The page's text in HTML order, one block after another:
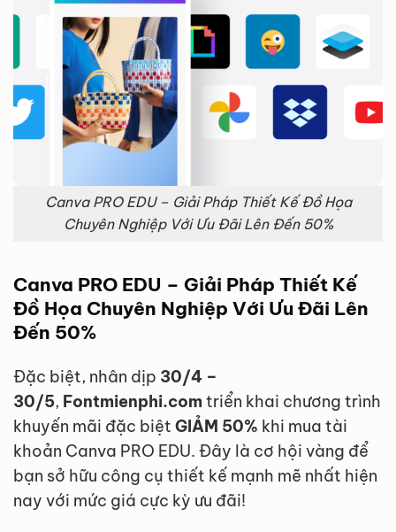
Canva PRO EDU – Giải Pháp Thiết Kế Đồ Họa
Chuyên Nghiệp Với Ưu Đãi Lên Đến 50%
Canva PRO EDU – Giải Pháp Thiết Kế
Đồ Họa Chuyên Nghiệp Với Ưu Đãi Lên
Đến 50%
Đặc biệt, nhân dịp 30/4 –
30/5, Fontmienphi.com triển khai chương trình
khuyến mãi đặc biệt GIẢM 50% khi mua tài
khoản Canva PRO EDU. Đây là cơ hội vàng để
bạn sở hữu công cụ thiết kế mạnh mẽ nhất hiện
nay với mức giá cực kỳ ưu đãi!